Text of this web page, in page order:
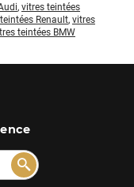
, vitres teintées
Renault, vitres
teintées BMW